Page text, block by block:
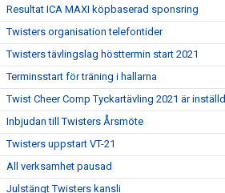
Resultat ICA MAXI köpbaserad sponsring
Twisters organisation telefontider
Twisters tävlingslag hösttermin start 2021
Terminsstart för träning i hallarna
Twist Cheer Comp Tyckartävling 2021 är inställd
Inbjudan till Twisters Årsmöte
Twisters uppstart VT-21
All verksamhet pausad
Julstängt Twisters kansli